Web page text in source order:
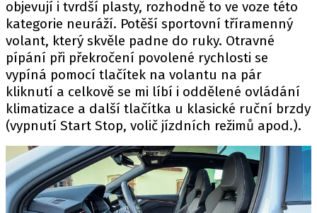
objevují i tvrdší plasty, rozhodně to ve voze této
kategorie neuráží. Potěší sportovní tříramenný
volant, který skvěle padne do ruky. Otravné
pípání při překročení povolené rychlosti se
vypíná pomocí tlačítek na volantu na pár
kliknutí a celkově se mi líbí i oddělené ovládání
klimatizace a další tlačítka u klasické ruční brzdy
(vypnutí Start Stop, volič jízdních režimů apod.).